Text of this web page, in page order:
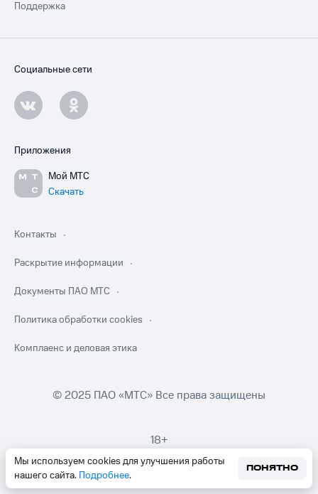
Мы используем cookies для улучшения работы
нашего сайта. Подробнее.
ПОНЯТНО
Поддержка
Социальные сети
Приложения
Мой МТС
Скачать
Контакты
Раскрытие информации
Документы ПАО МТС
Политика обработки cookies
Комплаенс и деловая этика
© 2025 ПАО «МТС» Все права защищены
18+